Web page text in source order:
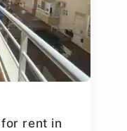
rent in